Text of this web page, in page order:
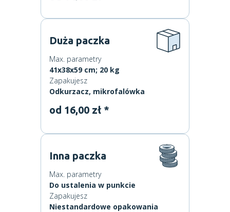
Duża paczka
Max. parametry
41x38x59 cm; 20 kg
Zapakujesz
Odkurzacz, mikrofalówka
od 16,00 zł *
Inna paczka
Max. parametry
Do ustalenia w punkcie
Zapakujesz
Niestandardowe opakowania